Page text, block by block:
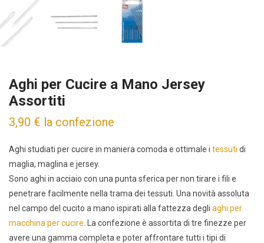
Aghi per Cucire a Mano Jersey
Assortiti
3,90 € la confezione
Aghi studiati per cucire in maniera comoda e ottimale i tessuti di
maglia, maglina e jersey.
Sono aghi in acciaio con una punta sferica per non tirare i fili e
penetrare facilmente nella trama dei tessuti. Una novità assoluta
nel campo del cucito a mano ispirati alla fattezza degli aghi per
macchina per cucire . La confezione è assortita di tre finezze per
avere una gamma completa e poter affrontare tutti i tipi di